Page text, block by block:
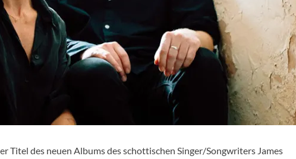
Titel des neuen Albums des schottischen Singer/Songwriters James